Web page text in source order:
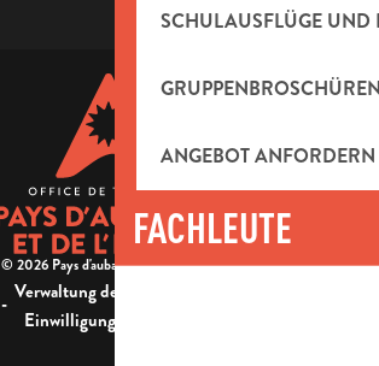
SCHULAUSFLÜGE UND
ANGEBOT ANFORDERN
FACHLEUTE
© 2026 Pays d'aubagne et de l'étoile -
- Verwaltung der
Einwilligung